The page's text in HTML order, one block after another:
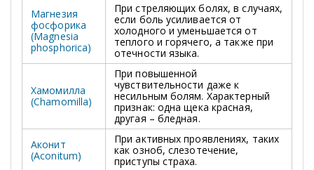
Магнезия
фосфорика
(Magnesia
phosphorica)
При стреляющих болях, в случаях,
если боль усиливается от
холодного и уменьшается от
теплого и горячего, а также при
отечности языка.
Хамомилла
(Chamomilla)
При повышенной
чувствительности даже к
несильным болям. Характерный
признак: одна щека красная,
другая – бледная.
Аконит
(Aconitum)
При активных проявлениях, таких
как озноб, слезотечение,
приступы страха.